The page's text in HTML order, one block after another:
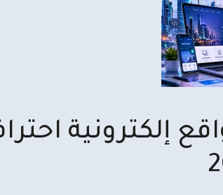
إلكترونية